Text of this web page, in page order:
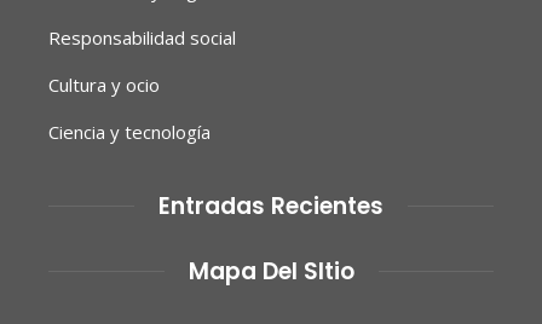
Responsabilidad social
Cultura y ocio
Ciencia y tecnología
Entradas Recientes
Mapa Del SItio